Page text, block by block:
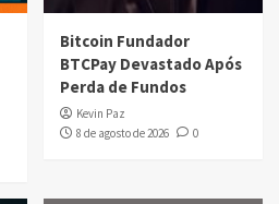
Bitcoin Fundador
BTCPay Devastado Após
Perda de Fundos
Kevin Paz
8 de agosto de 2026
0